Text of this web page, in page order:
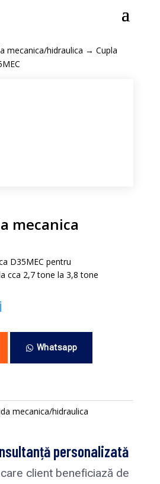
mecanica/hidraulica → Cupla
mecanica
D35MEC pentru
cca 2,7 tone la 3,8 tone
Whatsapp
mecanica/hidraulica
personalizată
client beneficiază de